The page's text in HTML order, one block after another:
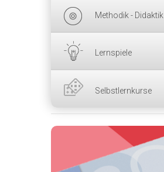
Methodik - Didaktik
Lernspiele
Selbstlernkurse